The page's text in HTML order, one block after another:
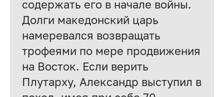
содержать его в начале войны.
Долги македонский царь
намеревался возвращать
трофеями по мере продвижения
на Восток. Если верить
Плутарху, Александр выступил в